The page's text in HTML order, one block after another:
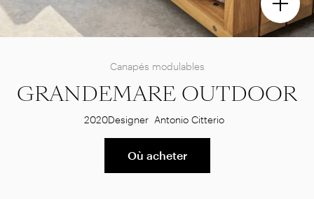
Canapés modulables
GRANDEMARE OUTDOOR
2020Designer Antonio Citterio
Où acheter